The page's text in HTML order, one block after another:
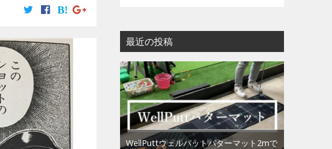
因のほとんどは「手打
打ちにならないように
最近の投稿
WellPuttウェルパットパターマット2mで